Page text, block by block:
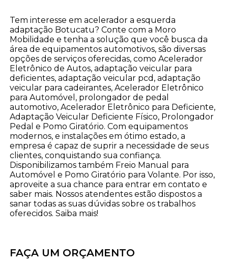
Tem interesse em acelerador a esquerda
adaptação Botucatu? Conte com a Moro
Mobilidade e tenha a solução que você busca da
área de equipamentos automotivos, são diversas
opções de serviços oferecidas, como Acelerador
Eletrônico de Autos, adaptação veicular para
deficientes, adaptação veicular pcd, adaptação
veicular para cadeirantes, Acelerador Eletrônico
para Automóvel, prolongador de pedal
automotivo, Acelerador Eletrônico para Deficiente,
Adaptação Veicular Deficiente Físico, Prolongador
Pedal e Pomo Giratório. Com equipamentos
modernos, e instalações em ótimo estado, a
empresa é capaz de suprir a necessidade de seus
clientes, conquistando sua confiança.
Disponibilizamos também Freio Manual para
Automóvel e Pomo Giratório para Volante. Por isso,
aproveite a sua chance para entrar em contato e
saber mais. Nossos atendentes estão dispostos a
sanar todas as suas dúvidas sobre os trabalhos
oferecidos. Saiba mais!
FAÇA UM ORÇAMENTO